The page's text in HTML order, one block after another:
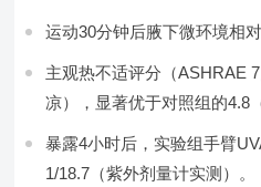
运动30分钟后腋下微环境相
主观热不适评分（ASHRAE
凉），显著优于对照组的4.8
暴露4小时后，实验组手臂
1/18.7（紫外剂量计实测）。